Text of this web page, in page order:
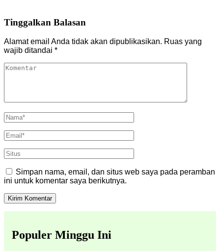
Tinggalkan Balasan
Alamat email Anda tidak akan dipublikasikan. Ruas yang
wajib ditandai *
Simpan nama, email, dan situs web saya pada peramban
ini untuk komentar saya berikutnya.
Populer Minggu Ini